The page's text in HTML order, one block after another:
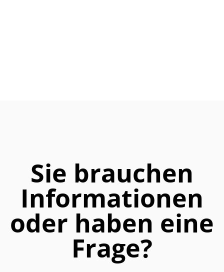
Sie brauchen
Informationen
oder haben eine
Frage?